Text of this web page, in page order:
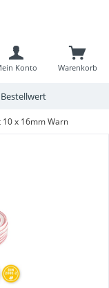
Warenkorb
Konto
10 x 16mm Warmwasser